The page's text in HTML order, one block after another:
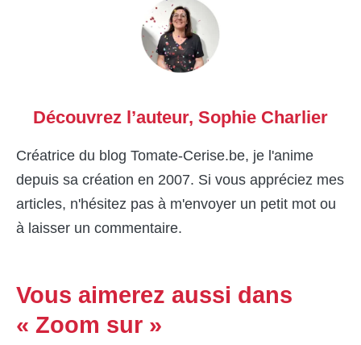
Découvrez l’auteur, Sophie Charlier
Créatrice du blog Tomate-Cerise.be, je l'anime
depuis sa création en 2007. Si vous appréciez mes
articles, n'hésitez pas à m'envoyer un petit mot ou
à laisser un commentaire.
Vous aimerez aussi dans
« Zoom sur »